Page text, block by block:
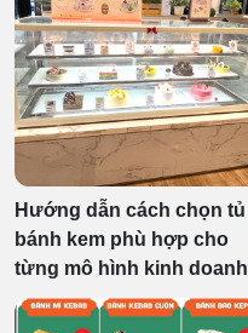
Hướng dẫn cách chọn tủ
bánh kem phù hợp cho
từng mô hình kinh doanh